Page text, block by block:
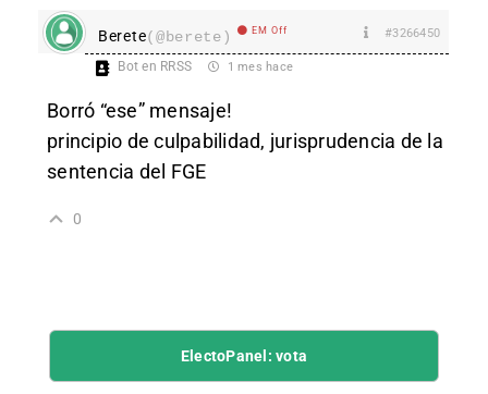
Berete(@berete) EM Off #3266450
Bot en RRSS 1 mes hace
Borró “ese” mensaje!
principio de culpabilidad, jurisprudencia de la
sentencia del FGE
0
ElectoPanel: vota